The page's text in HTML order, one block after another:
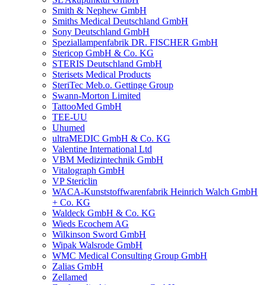
Smith & Nephew GmbH
Smiths Medical Deutschland GmbH
Sony Deutschland GmbH
Speziallampenfabrik DR. FISCHER GmbH
Stericop GmbH & Co. KG
STERIS Deutschland GmbH
Sterisets Medical Products
SteriTec Meb.o. Gettinge Group
Swann-Morton Limited
TattooMed GmbH
TEE-UU
Uhumed
ultraMEDIC GmbH & Co. KG
Valentine International Ltd
VBM Medizintechnik GmbH
Vitalograph GmbH
VP Stericlin
WACA-Kunststoffwarenfabrik Heinrich Walch GmbH
+ Co. KG
Waldeck GmbH & Co. KG
Wieds Ecochem AG
Wilkinson Sword GmbH
Wipak Walsrode GmbH
WMC Medical Consulting Group GmbH
Zalias GmbH
Zellamed